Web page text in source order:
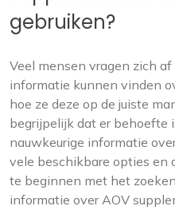
gebruiken?
Veel mensen vragen zich
informatie kunnen vinden
hoe ze deze op de juiste
begrijpelijk dat er behoefte
nauwkeurige informatie
vele beschikbare opties en
te beginnen met het
informatie over AOV